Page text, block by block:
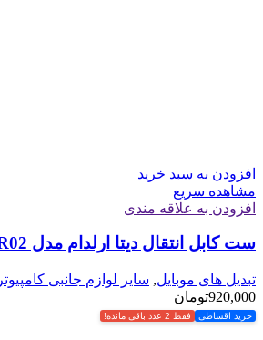
افزودن به سبد خرید
مشاهده سریع
افزودن به علاقه مندی
ست کابل انتقال دیتا ارلدام مدل ET-MR02
تبدیل های موبایل, سایر لوازم جانبی کامپیوتر
920,000تومان
خرید اقساطی فقط 2 عدد باقی مانده!